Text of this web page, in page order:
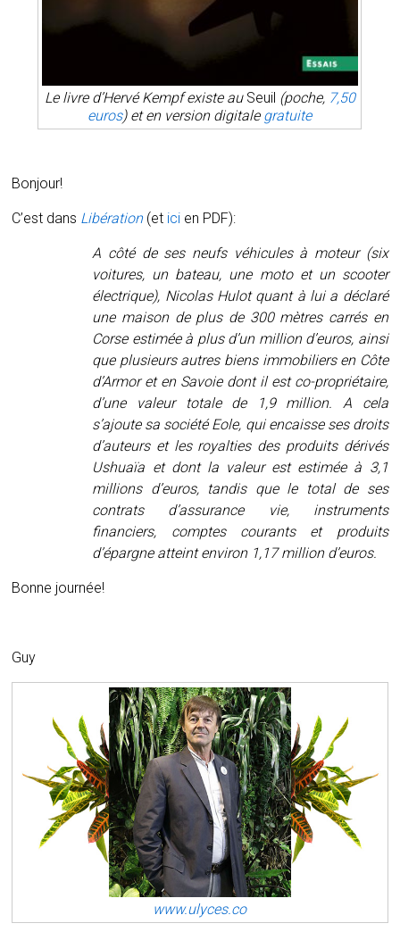
Le livre d’Hervé Kempf existe au Seuil (poche, 7,50
euros) et en version digitale gratuite
Bonjour!
C’est dans Libération(et ici en PDF):
A côté de ses neufs véhicules à moteur (six
voitures, un bateau, une moto et un scooter
électrique), Nicolas Hulot quant à lui a déclaré
une maison de plus de 300 mètres carrés en
Corse estimée à plus d’un million d’euros, ainsi
que plusieurs autres biens immobiliers en Côte
d’Armor et en Savoie dont il est co-propriétaire,
d’une valeur totale de 1,9 million. A cela
s’ajoute sa société Eole, qui encaisse ses droits
d’auteurs et les royalties des produits dérivés
Ushuaïa et dont la valeur est estimée à 3,1
millions d’euros, tandis que le total de ses
contrats d’assurance vie, instruments
financiers, comptes courants et produits
d’épargne atteint environ 1,17 million d’euros.
Bonne journée!
Guy
www.ulyces.co